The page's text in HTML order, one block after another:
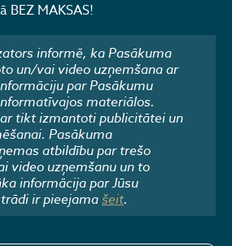
BEZ MAKSAS!
informē, ka Pasākuma
un/vai video uzņemšana ar
par Pasākumu
materiālos.
tikt izmantoti publicitātei un
Pasākuma
atbildību par trešo
video uzņemšanu un to
informācija par Jūsu
ir pieejamašeit.